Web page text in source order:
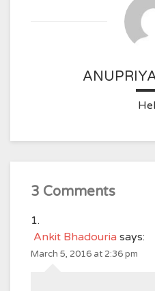
3 Comments
Ankit Bhadouria says:
March 5, 2016 at 2:36 pm